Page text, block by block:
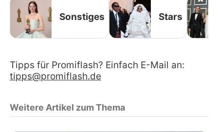
Sonstiges Stars
Tipps für Promiflash? Einfach E-Mail an:
tipps@promiflash.de
Weitere Artikel zum Thema